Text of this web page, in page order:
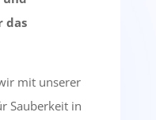
das
mit unserer
Sauberkeit in